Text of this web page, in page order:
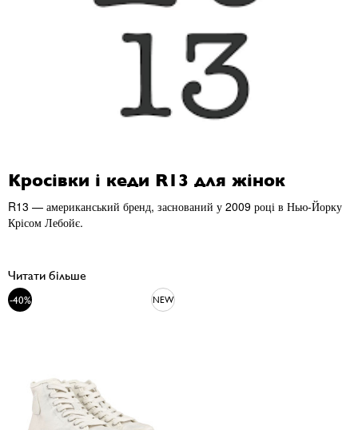
Кросівки і кеди R13 для жінок
R13 — американський бренд, заснований у 2009 році в Нью-Йорку
Крісом Лебойє.
Читати більше
-40% NEW